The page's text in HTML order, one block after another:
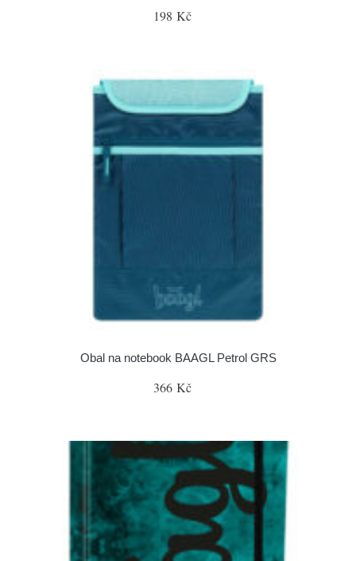
198 Kč
Obal na notebook BAAGL Petrol GRS
366 Kč